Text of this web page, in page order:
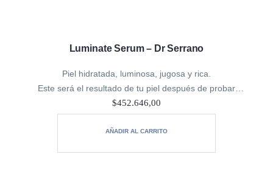
Luminate Serum – Dr Serrano
Piel hidratada, luminosa, jugosa y rica.
Este será el resultado de tu piel después de probar
LUMINATE Sérum energizante. La fórmula de este sérum
revitaliza y mejora la salud de tu…
$452.646,00
AÑADIR AL CARRITO